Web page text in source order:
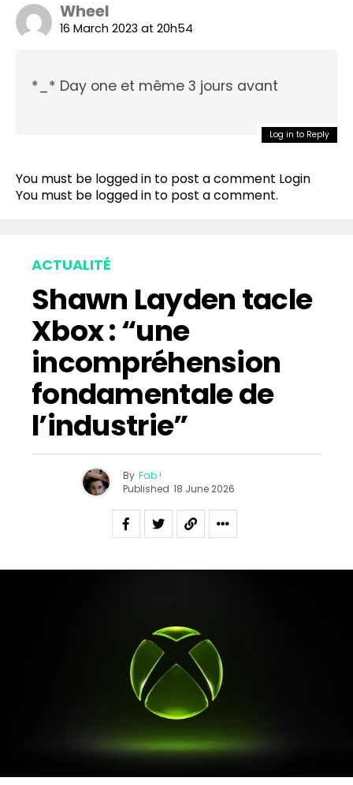
Wheel
16 March 2023 at 20h54
*_* Day one et même 3 jours avant
Log in to Reply
You must be logged in to post a comment Login
You must be logged in to post a comment.
ACTUALITÉ
Shawn Layden tacle
Xbox : “une
incompréhension
fondamentale de
l’industrie”
By Fab !
Published 18 June 2026